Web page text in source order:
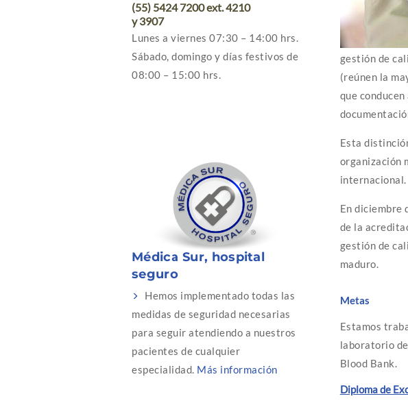
gestión de
(reúnen la
que
Esta
organización
internacional.
En diciembre
de la
gestión de
maduro.
Metas
Estamos
laboratorio
Blood Bank.
Diploma de
(55) 5424 7200 ext. 4210
y 3907
Lunes a viernes 07:30 – 14:00 hrs.
Sábado, domingo y días festivos de
08:00 – 15:00 hrs.
Médica Sur, hospital
seguro
Hemos implementado todas las
medidas de seguridad necesarias
para seguir atendiendo a nuestros
pacientes de cualquier
especialidad. Más información